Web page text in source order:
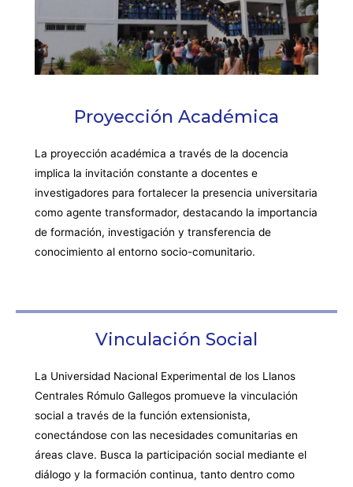
Proyección Académica
La proyección académica a través de la docencia
implica la invitación constante a docentes e
investigadores para fortalecer la presencia universitaria
como agente transformador, destacando la importancia
de formación, investigación y transferencia de
conocimiento al entorno socio-comunitario.
Vinculación Social
La Universidad Nacional Experimental de los Llanos
Centrales Rómulo Gallegos promueve la vinculación
social a través de la función extensionista,
conectándose con las necesidades comunitarias en
áreas clave. Busca la participación social mediante el
diálogo y la formación continua, tanto dentro como